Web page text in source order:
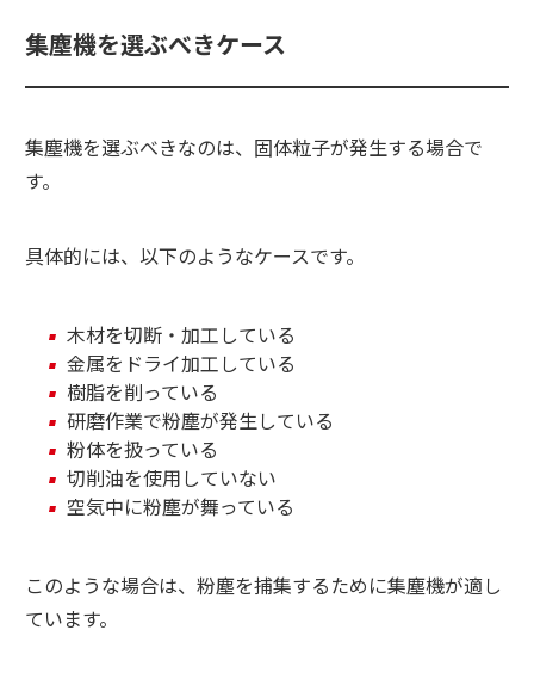
集塵機を選ぶべきケース
集塵機を選ぶべきなのは、固体粒子が発生する場合で
す。
具体的には、以下のようなケースです。
木材を切断・加工している
金属をドライ加工している
樹脂を削っている
研磨作業で粉塵が発生している
粉体を扱っている
切削油を使用していない
空気中に粉塵が舞っている
このような場合は、粉塵を捕集するために集塵機が適し
ています。